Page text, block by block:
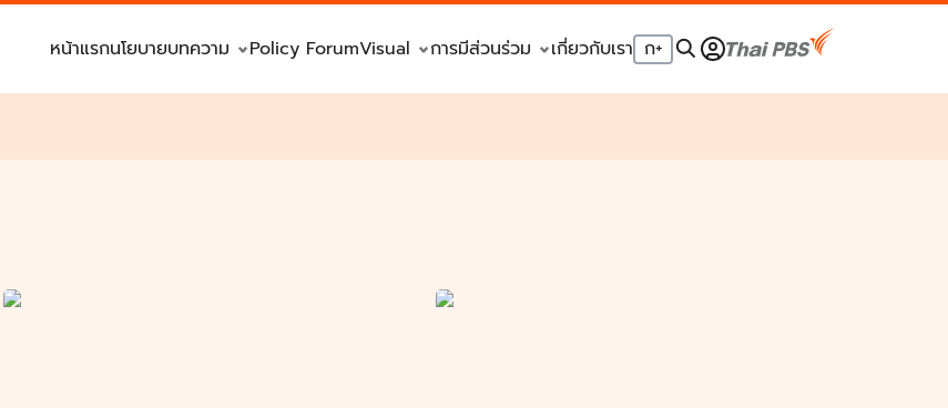
หน้าแรกนโยบายบทความ Policy ForumVisual การมีส่วนร่วม เกี่ยวกับเรา ก+